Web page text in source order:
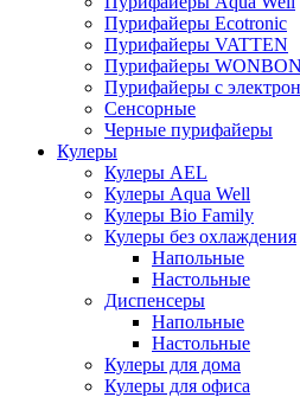
Пурифайеры Ecotronic
Пурифайеры VATTEN
Пурифайеры
Пурифайеры с
Сенсорные
Черные пурифайеры
Кулеры
Кулеры AEL
Кулеры Aqua Well
Кулеры Bio Family
Кулеры без охлаждения
Напольные
Настольные
Диспенсеры
Напольные
Настольные
Кулеры для дома
Кулеры для офиса